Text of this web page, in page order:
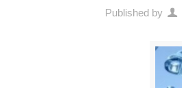
Published by